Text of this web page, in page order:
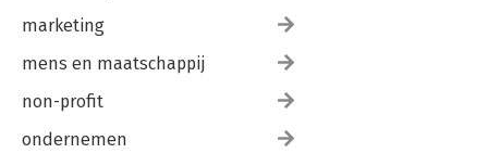
marketing
mens en maatschappij
non-profit
ondernemen